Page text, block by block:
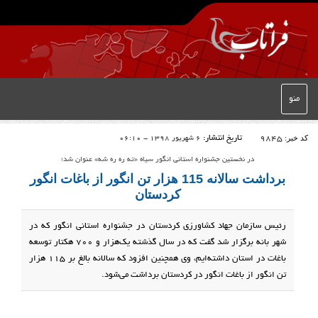
منو
کد خبر: 9845 تاریخ انتشار: 6 شهریور 1398 - 06:10
در نخستین جشنواره استانی انگور سیاه «ته ره ره شه» عنوان شد؛
برداشت سالانه 115 هزار تن انگور از باغات انگور
کردستان
رئیس سازمان جهاد کشاورزی کردستان در جشنواره استانی انگور که در
شهر بانه برگزار شد گفت که در سال گذشته یک‌هزار و 700 هکتار توسعه
باغات در استان داشته‌ایم، وی همچنین افزود که سالانه بالغ بر ۱۱۵ هزار
تن انگور از باغات انگور در کردستان برداشت می‌شود.